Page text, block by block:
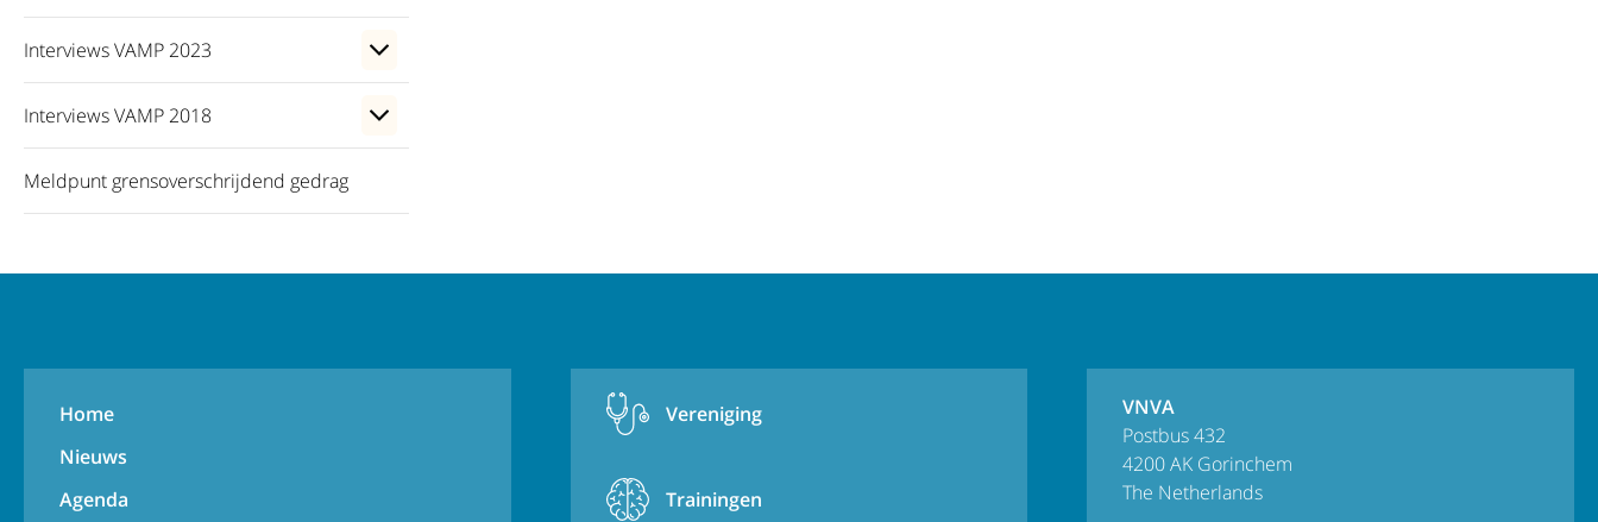
Interviews VAMP 2023
Interviews VAMP 2018
Meldpunt grensoverschrijdend gedrag
Home
Nieuws
Agenda
Vereniging
Trainingen
VNVA
Postbus 432
4200 AK Gorinchem
The Netherlands